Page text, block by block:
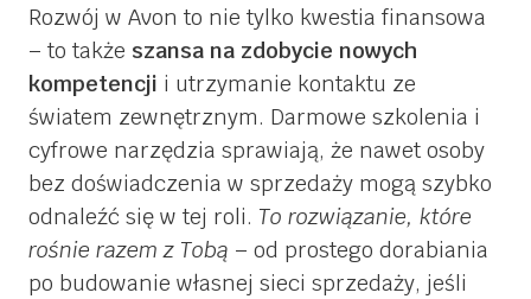
Rozwój w Avon to nie tylko kwestia finansowa
– to także szansa na zdobycie nowych
kompetencji i utrzymanie kontaktu ze
światem zewnętrznym. Darmowe szkolenia i
cyfrowe narzędzia sprawiają, że nawet osoby
bez doświadczenia w sprzedaży mogą szybko
odnaleźć się w tej roli. To rozwiązanie, które
rośnie razem z Tobą – od prostego dorabiania
po budowanie własnej sieci sprzedaży, jeśli